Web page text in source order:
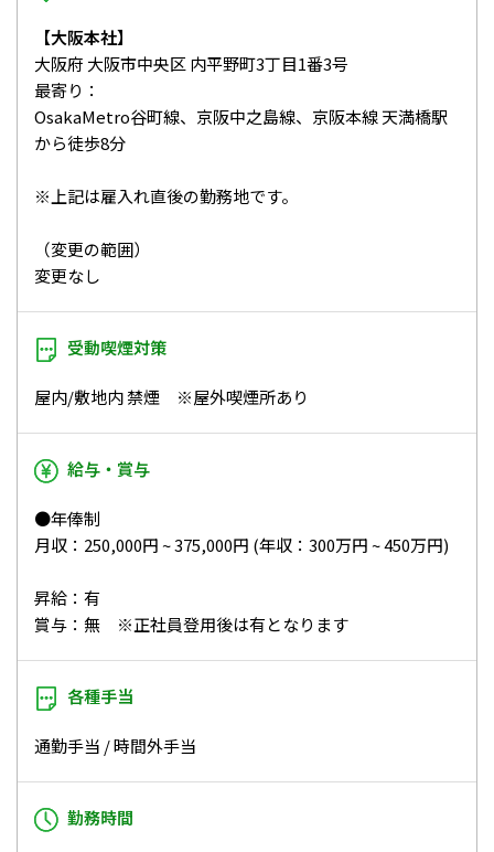
【大阪本社】
大阪府 大阪市中央区 内平野町3丁目1番3号
最寄り：
OsakaMetro谷町線、京阪中之島線、京阪本線 天満橋駅
から徒歩8分
※上記は雇入れ直後の勤務地です。
（変更の範囲）
変更なし
受動喫煙対策
屋内/敷地内 禁煙 ※屋外喫煙所あり
給与・賞与
●年俸制
月収：250,000円 ~ 375,000円 (年収：300万円 ~ 450万円)
昇給：有
賞与：無 ※正社員登用後は有となります
各種手当
通勤手当 / 時間外手当
勤務時間